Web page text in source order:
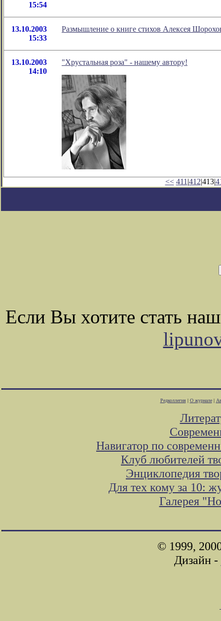
15:54
13.10.2003
15:33
Размышление о книге стихов Алексея
13.10.2003
14:10
"Хрустальная роза" - нашему автору!
<< 411 |412|413|
Если Вы хотите стать
Редколлегия| О журнале|
Навигатор по
Клуб любителей
Энциклопедия
Для тех кому за 10:
Галерея
© 1999,
Дизайн -